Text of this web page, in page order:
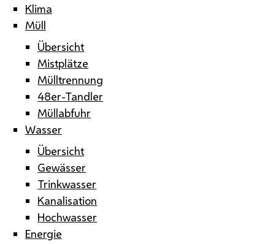
Klima
Müll
Übersicht
Mistplätze
Mülltrennung
48er-Tandler
Müllabfuhr
Wasser
Übersicht
Gewässer
Trinkwasser
Kanalisation
Hochwasser
Energie